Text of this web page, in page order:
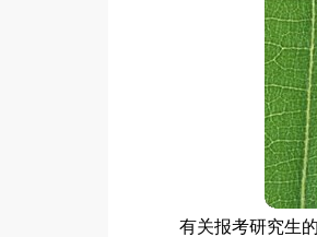
有关报考研究生